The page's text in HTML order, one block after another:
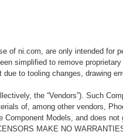
of ni.com, are only intended for
simplified to remove
to tooling changes, drawing
the “Vendors”). Such
of, among other vendors,
Models, and does not
MAKE NO